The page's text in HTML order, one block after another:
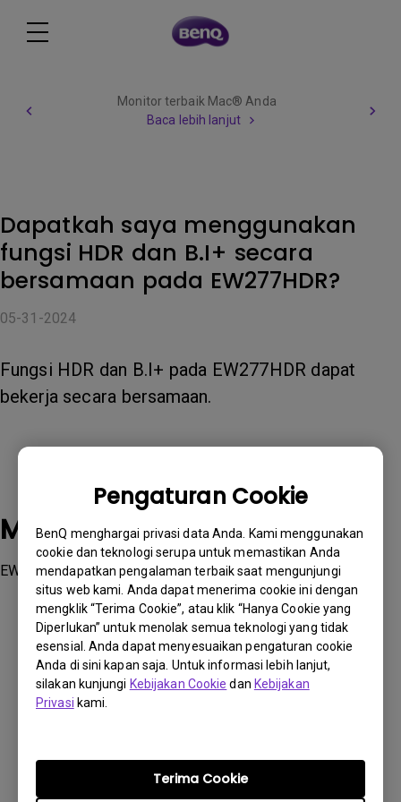
Pengaturan Cookie
BenQ menghargai privasi data Anda. Kami menggunakan
cookie dan teknologi serupa untuk memastikan Anda
mendapatkan pengalaman terbaik saat mengunjungi
situs web kami. Anda dapat menerima cookie ini dengan
mengklik “Terima Cookie”, atau klik “Hanya Cookie yang
Diperlukan” untuk menolak semua teknologi yang tidak
esensial. Anda dapat menyesuaikan pengaturan cookie
Anda di sini kapan saja. Untuk informasi lebih lanjut,
silakan kunjungi Kebijakan Cookie dan Kebijakan
Privasi kami.
Terima Cookie
Monitor terbaik Mac® Anda
Baca lebih lanjut
Dapatkah saya menggunakan
fungsi HDR dan B.I+ secara
bersamaan pada EW277HDR?
05-31-2024
Fungsi HDR dan B.I+ pada EW277HDR dapat
bekerja secara bersamaan.
Model yang Berlaku
EW277HDR
Apakah informasi ini membantu?